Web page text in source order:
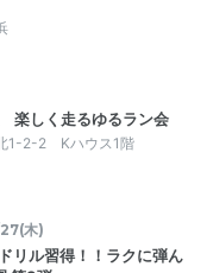
しく走るゆるラン会
1-2-2 Kハウス1階
木)
リル習得！！ラクに弾ん